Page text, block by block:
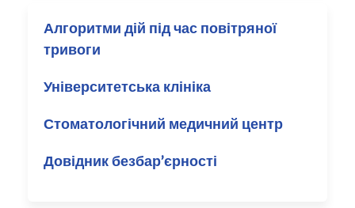
Алгоритми дій під час повітряної
тривоги
Університетська клініка
Стоматологічний медичний центр
Довідник безбар’єрності